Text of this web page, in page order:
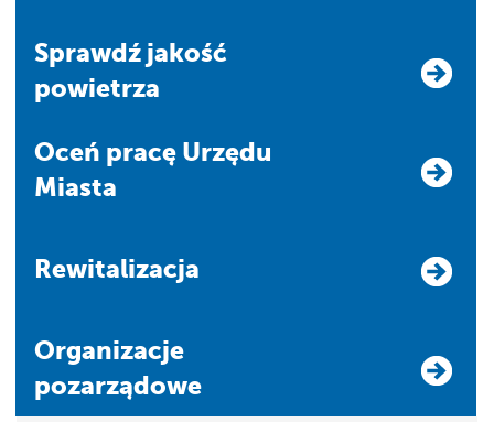
Sprawdź jakość
powietrza
Oceń pracę Urzędu
Miasta
Rewitalizacja
Organizacje
pozarządowe